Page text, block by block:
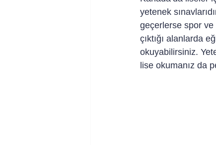
yetenek
geçerlerse spor
çıktığı alanlarda
okuyabilirsiniz.
lise okumanız da